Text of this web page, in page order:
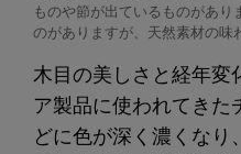
ものや節が出ているものがあり
のがありますが、天然素材の味
木目の美しさと経年変
ア製品に使われてきた
どに色が深く濃くなり